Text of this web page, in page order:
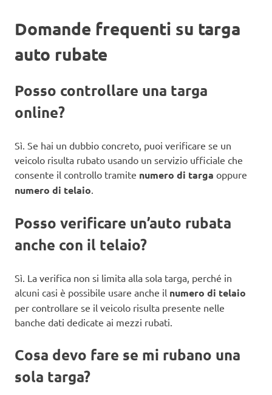
Domande frequenti su targa
auto rubate
Posso controllare una targa
online?
Sì. Se hai un dubbio concreto, puoi verificare se un
veicolo risulta rubato usando un servizio ufficiale che
consente il controllo tramite numero di targa oppure
numero di telaio
Posso verificare un’auto rubata
anche con il telaio?
Sì. La verifica non si limita alla sola targa, perché in
alcuni casi è possibile usare anche il numero di telaio
per controllare se il veicolo risulta presente nelle
banche dati dedicate ai mezzi rubati.
Cosa devo fare se mi rubano una
sola targa?